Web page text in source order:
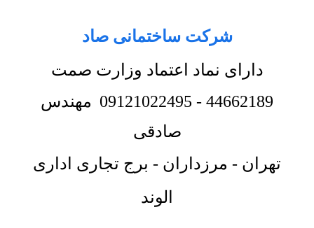
شرکت ساختمانی صاد
دارای نماد اعتماد وزارت صمت
44662189
-
09121022495 مهندس
صادقی
تهران - مرزداران - برج تجاری اداری
الوند